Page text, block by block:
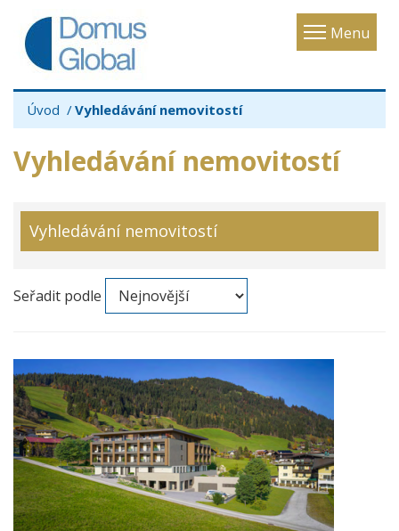
Menu
Toggle
Úvod Vyhledávání nemovitostí
Vyhledávání nemovitostí
Vyhledávání nemovitostí
Seřadit podle